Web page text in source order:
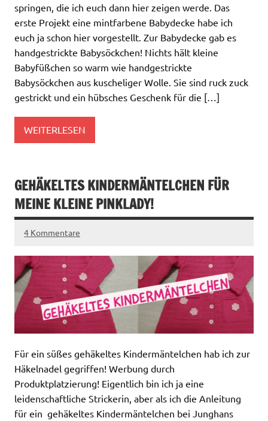
springen, die ich euch dann hier zeigen werde. Das
erste Projekt eine mintfarbene Babydecke habe ich
euch ja schon hier vorgestellt. Zur Babydecke gab es
handgestrickte Babysöckchen! Nichts hält kleine
Babyfüßchen so warm wie handgestrickte
Babysöckchen aus kuscheliger Wolle. Sie sind ruck zuck
gestrickt und ein hübsches Geschenk für die […]
WEITERLESEN
GEHÄKELTES KINDERMÄNTELCHEN FÜR
MEINE KLEINE PINKLADY!
4 Kommentare
Für ein süßes gehäkeltes Kindermäntelchen hab ich zur
Häkelnadel gegriffen! Werbung durch
Produktplatzierung! Eigentlich bin ich ja eine
leidenschaftliche Strickerin, aber als ich die Anleitung
für ein gehäkeltes Kindermäntelchen bei Junghans